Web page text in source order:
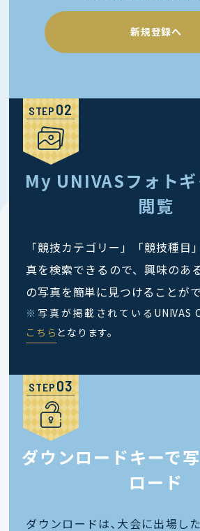
新規登録へ
STEP
My UNIVASフォト
閲覧
「競技カテゴリー」「競技種目
真を検索できるので、興味のあ
の写真を簡単に見つけることがで
※ 写真が掲載されているUNIVAS
こちら となります。
STEP
ダウンロードキーで
ロード
ダウンロードは､大会に出場し